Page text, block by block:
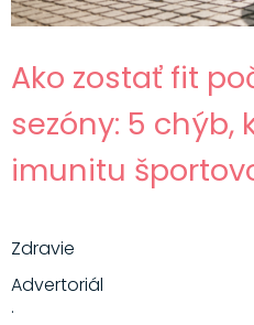
Ako zostať fit
sezóny: 5 chýb,
imunitu
Zdravie
Advertoriál
·